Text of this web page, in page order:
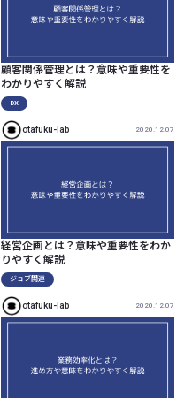
顧客関係管理とは？意味や重要性を
わかりやすく解説
DX
otafuku-lab 2020.12.07
経営企画とは？意味や重要性をわか
りやすく解説
ジョブ関連
otafuku-lab 2020.12.07